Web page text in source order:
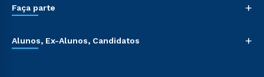
Faça parte +
Alunos, Ex-Alunos, Candidatos +